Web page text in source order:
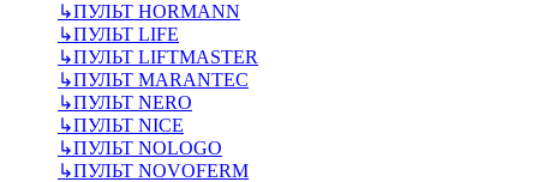
↳ПУЛЬТ HORMANN
↳ПУЛЬТ LIFE
↳ПУЛЬТ LIFTMASTER
↳ПУЛЬТ MARANTEC
↳ПУЛЬТ NERO
↳ПУЛЬТ NICE
↳ПУЛЬТ NOLOGO
↳ПУЛЬТ NOVOFERM